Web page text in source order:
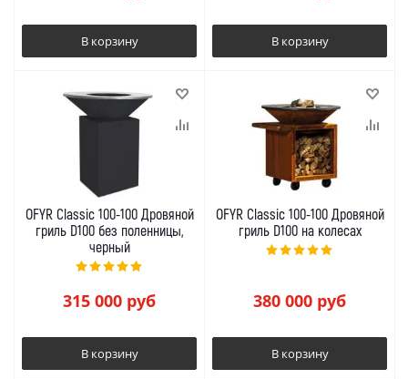
В корзину В корзину
OFYR Classic 100-100 Дровяной
гриль D100 без поленницы,
черный
315 000 руб
В корзину
OFYR Classic 100-100 Дровяной
гриль D100 на колесах
380 000 руб
В корзину